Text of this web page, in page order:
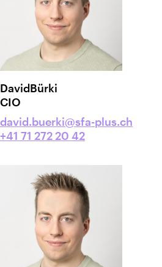
David Bürki
CIO
david.buerki@sfa-plus.ch
+41 71 272 20 42